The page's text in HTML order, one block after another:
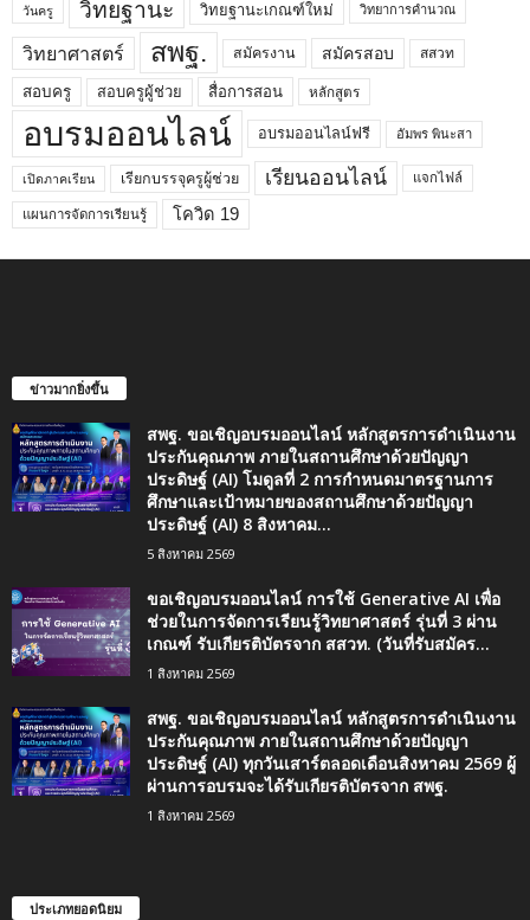
วันครู วิทยฐานะ วิทยฐานะเกณฑ์ใหม่ วิทยาการคำนวณ
วิทยาศาสตร์ สพฐ. สมัครงาน สมัครสอบ สสวท
สอบครู สอบครูผู้ช่วย สื่อการสอน หลักสูตร
อบรมออนไลน์ อบรมออนไลน์ฟรี อัมพร พินะสา
เปิดภาคเรียน เรียกบรรจุครูผู้ช่วย เรียนออนไลน์ แจกไฟล์
แผนการจัดการเรียนรู้ โควิด 19
ข่าวมากยิ่งขึ้น
สพฐ. ขอเชิญอบรมออนไลน์ หลักสูตรการดำเนินงาน
ประกันคุณภาพ ภายในสถานศึกษาด้วยปัญญา
ประดิษฐ์ (AI) โมดูลที่ 2 การกำหนดมาตรฐานการ
ศึกษาและเป้าหมายของสถานศึกษาด้วยปัญญา
ประดิษฐ์ (AI) 8 สิงหาคม...
5 สิงหาคม 2569
ขอเชิญอบรมออนไลน์ การใช้ Generative AI เพื่อ
ช่วยในการจัดการเรียนรู้วิทยาศาสตร์ รุ่นที่ 3 ผ่าน
เกณฑ์ รับเกียรติบัตรจาก สสวท. (วันที่รับสมัคร...
1 สิงหาคม 2569
สพฐ. ขอเชิญอบรมออนไลน์ หลักสูตรการดำเนินงาน
ประกันคุณภาพ ภายในสถานศึกษาด้วยปัญญา
ประดิษฐ์ (AI) ทุกวันเสาร์ตลอดเดือนสิงหาคม 2569 ผู้
ผ่านการอบรมจะได้รับเกียรติบัตรจาก สพฐ.
1 สิงหาคม 2569
ประเภทยอดนิยม